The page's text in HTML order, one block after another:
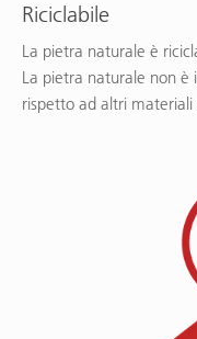
Riciclabile
La pietra naturale è
La pietra naturale non è
rispetto ad altri materiali